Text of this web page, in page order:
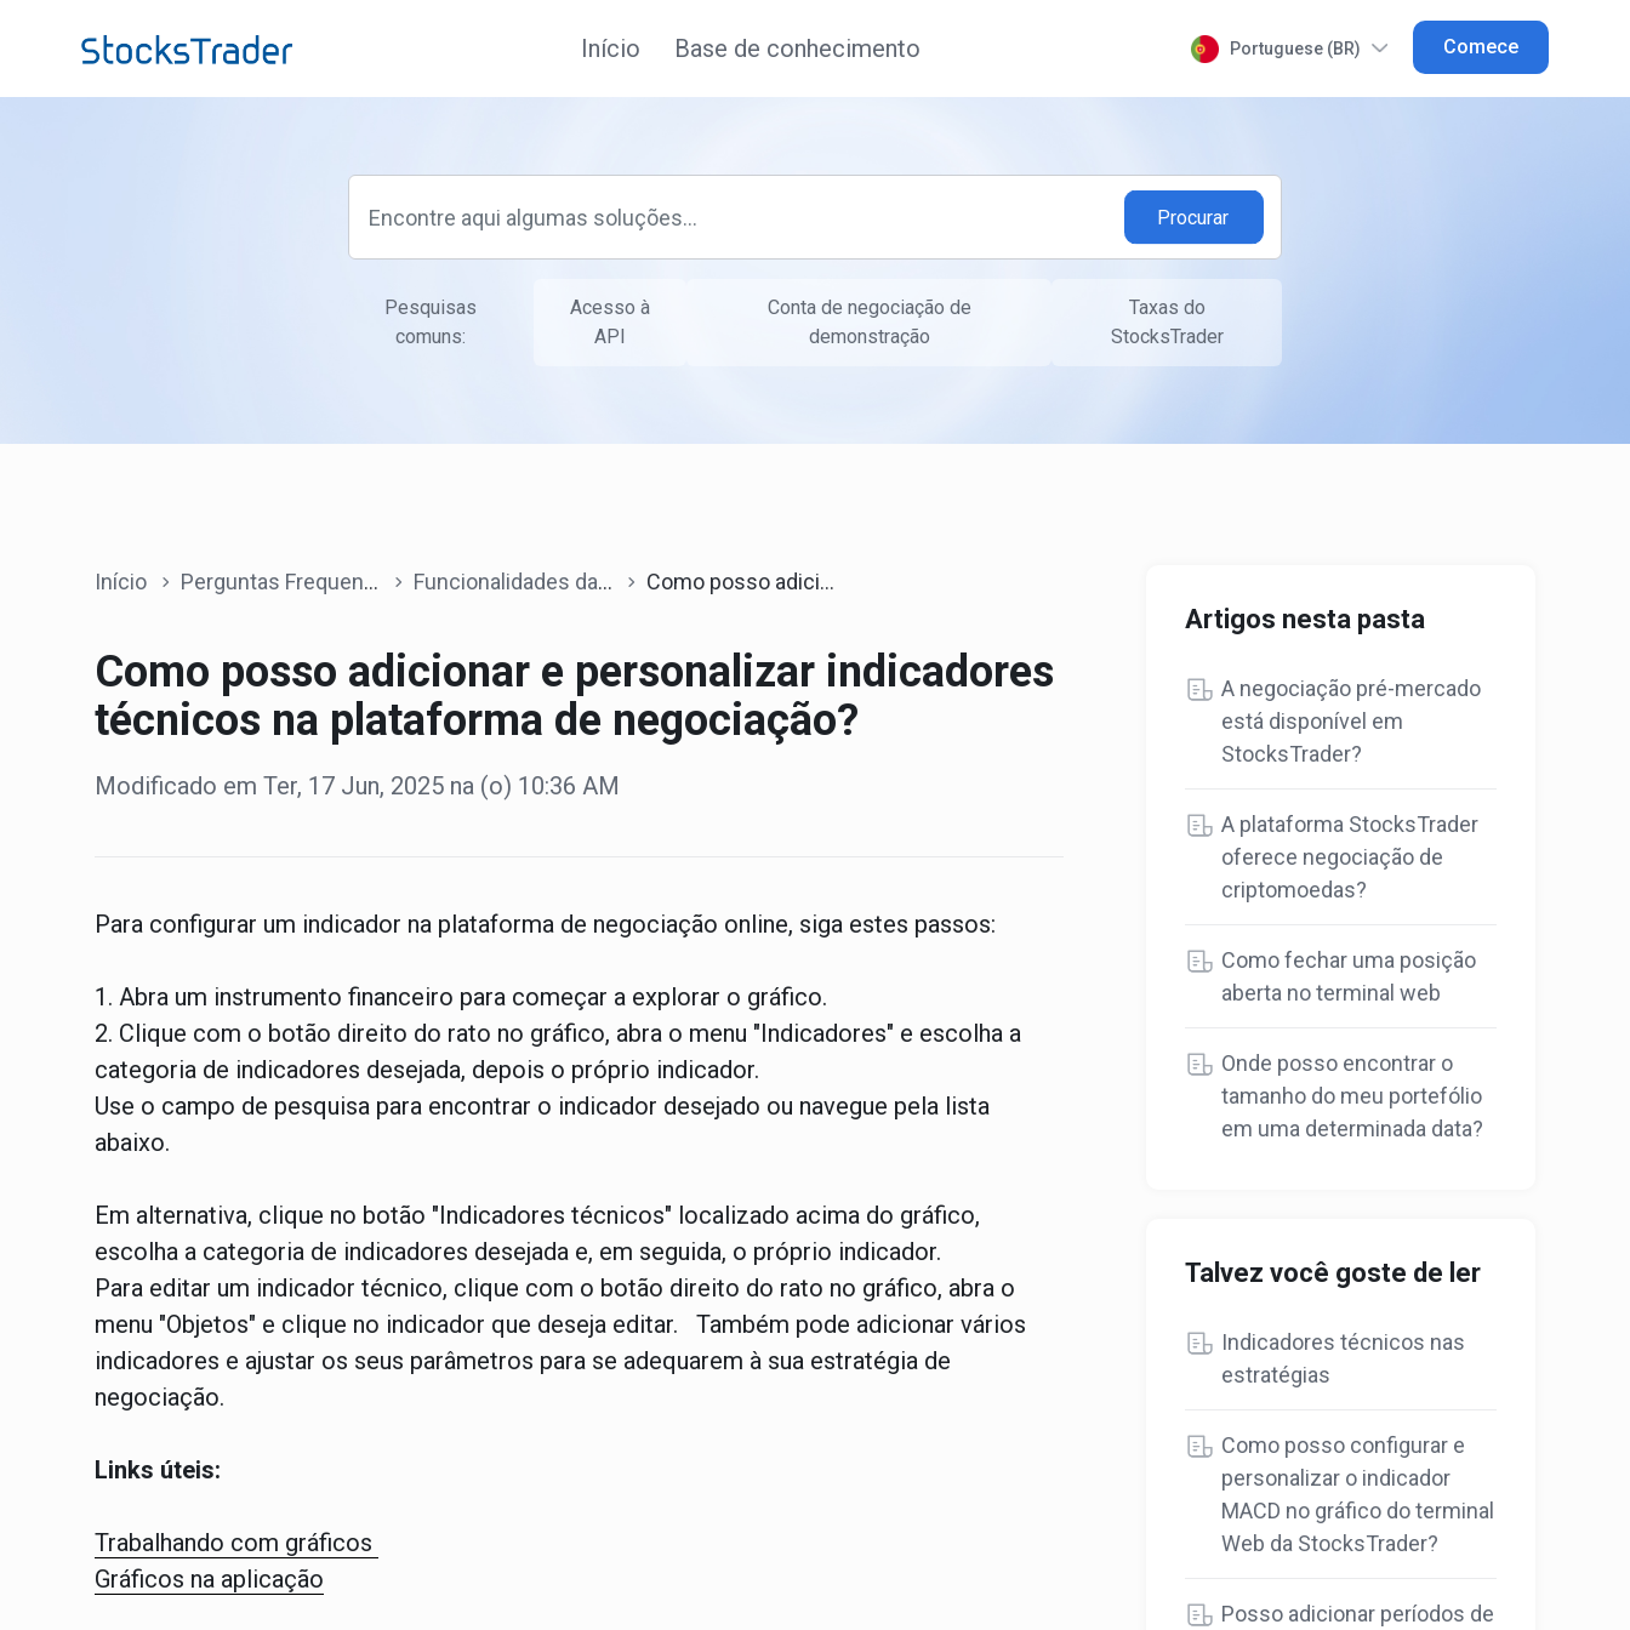
Início Base de conhecimento Portuguese (BR) Comece
Pesquisas
comuns:
Acesso à
API
Conta de negociação de
demonstração
Taxas do
StocksTrader
Início Perguntas Frequentes Funcionalidades da plataforma Como posso adicionar e personalizar indicadores técnicos na plataforma de negociação?
Como posso adicionar e personalizar indicadores
técnicos na plataforma de negociação?
Modificado em Ter, 17 Jun, 2025 na (o) 10:36 AM
Para configurar um indicador na plataforma de negociação online, siga estes passos:
1. Abra um instrumento financeiro para começar a explorar o gráfico.
2. Clique com o botão direito do rato no gráfico, abra o menu "Indicadores" e escolha a
categoria de indicadores desejada, depois o próprio indicador.
Use o campo de pesquisa para encontrar o indicador desejado ou navegue pela lista
abaixo.
Em alternativa, clique no botão "Indicadores técnicos" localizado acima do gráfico,
escolha a categoria de indicadores desejada e, em seguida, o próprio indicador.
Para editar um indicador técnico, clique com o botão direito do rato no gráfico, abra o
menu "Objetos" e clique no indicador que deseja editar. Também pode adicionar vários
indicadores e ajustar os seus parâmetros para se adequarem à sua estratégia de
negociação.
Links úteis:
Trabalhando com gráficos
Gráficos na aplicação
Artigos nesta pasta
A negociação pré-mercado
está disponível em
StocksTrader?
A plataforma StocksTrader
oferece negociação de
criptomoedas?
Como fechar uma posição
aberta no terminal web
Onde posso encontrar o
tamanho do meu portefólio
em uma determinada data?
Talvez você goste de ler
Indicadores técnicos nas
estratégias
Como posso configurar e
personalizar o indicador
MACD no gráfico do terminal
Web da StocksTrader?
Posso adicionar períodos de